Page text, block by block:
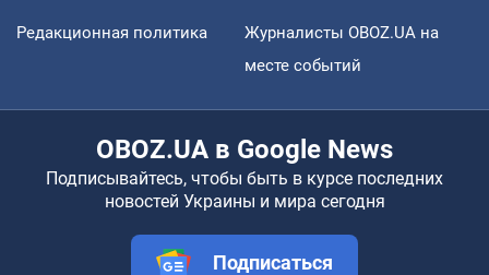
Редакционная политика
Журналисты OBOZ.UA на
месте событий
OBOZ.UA в Google News
Подписывайтесь, чтобы быть в курсе последних
новостей Украины и мира сегодня
Подписаться